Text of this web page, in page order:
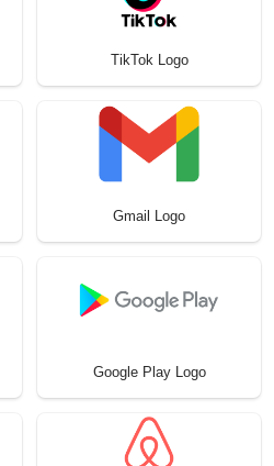
TikTok Logo
Gmail Logo
Google Play Logo